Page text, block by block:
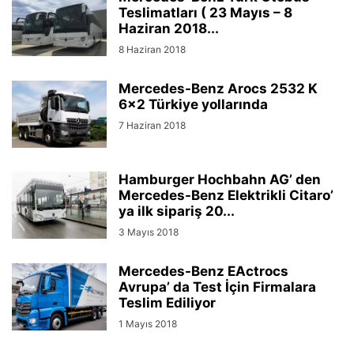
Teslimatları ( 23 Mayıs – 8
Haziran 2018...
8 Haziran 2018
Mercedes-Benz Arocs 2532 K
6×2 Türkiye yollarında
7 Haziran 2018
Hamburger Hochbahn AG’ den
Mercedes-Benz Elektrikli Citaro’
ya ilk sipariş 20...
3 Mayıs 2018
Mercedes-Benz EActrocs
Avrupa’ da Test İçin Firmalara
Teslim Ediliyor
1 Mayıs 2018